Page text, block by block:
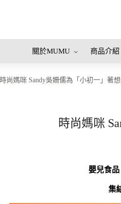
關於MUMU 商品介紹
時尚媽咪 Sandy吳姍儒為「小初一」著
時尚媽咪
嬰兒食
集